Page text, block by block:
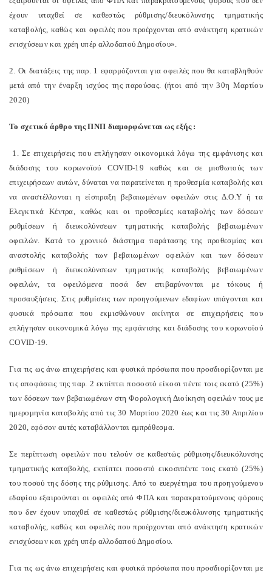
έχουν υπαχθεί σε καθεστώς ρύθμισης/διευκόλυνσης τμηματικής
καταβολής, καθώς και οφειλές που προέρχονται από ανάκτηση κρατικών
ενισχύσεων και χρέη υπέρ αλλοδαπού Δημοσίου».
2. Οι διατάξεις της παρ. 1 εφαρμόζονται για οφειλές που θα καταβληθούν
μετά από την έναρξη ισχύος της παρούσας. (ήτοι από την 30η Μαρτίου
2020)
Το σχετικό άρθρο της ΠΝΠ διαμορφώνεται ως εξής :
1. Σε επιχειρήσεις που επλήγησαν οικονομικά λόγω της εμφάνισης και
διάδοσης του κορωνοϊού COVID-19 καθώς και σε μισθωτούς των
επιχειρήσεων αυτών, δύναται να παρατείνεται η προθεσμία καταβολής και
να αναστέλλονται η είσπραξη βεβαιωμένων οφειλών στις Δ.Ο.Υ ή τα
Ελεγκτικά Κέντρα, καθώς και οι προθεσμίες καταβολής των δόσεων
ρυθμίσεων ή διευκολύνσεων τμηματικής καταβολής βεβαιωμένων
οφειλών. Κατά το χρονικό διάστημα παράτασης της προθεσμίας και
αναστολής καταβολής των βεβαιωμένων οφειλών και των δόσεων
ρυθμίσεων ή διευκολύνσεων τμηματικής καταβολής βεβαιωμένων
οφειλών, τα οφειλόμενα ποσά δεν επιβαρύνονται με τόκους ή
προσαυξήσεις. Στις ρυθμίσεις των προηγούμενων εδαφίων υπάγονται και
φυσικά πρόσωπα που εκμισθώνουν ακίνητα σε επιχειρήσεις που
επλήγησαν οικονομικά λόγω της εμφάνισης και διάδοσης του κορωνοϊού
COVID-19.
Για τις ως άνω επιχειρήσεις και φυσικά πρόσωπα που προσδιορίζονται με
τις αποφάσεις της παρ. 2 εκπίπτει ποσοστό είκοσι πέντε τοις εκατό (25%)
των δόσεων των βεβαιωμένων στη Φορολογική Διοίκηση οφειλών τους με
ημερομηνία καταβολής από τις 30 Μαρτίου 2020 έως και τις 30 Απριλίου
2020, εφόσον αυτές καταβάλλονται εμπρόθεσμα.
Σε περίπτωση οφειλών που τελούν σε καθεστώς ρύθμισης/διευκόλυνσης
τμηματικής καταβολής, εκπίπτει ποσοστό εικοσιπέντε τοις εκατό (25%)
του ποσού της δόσης της ρύθμισης. Από το ευεργέτημα του προηγούμενου
εδαφίου εξαιρούνται οι οφειλές από ΦΠΑ και παρακρατούμενους φόρους
που δεν έχουν υπαχθεί σε καθεστώς ρύθμισης/διευκόλυνσης τμηματικής
καταβολής, καθώς και οφειλές που προέρχονται από ανάκτηση κρατικών
ενισχύσεων και χρέη υπέρ αλλοδαπού Δημοσίου.
Για τις ως άνω επιχειρήσεις και φυσικά πρόσωπα που προσδιορίζονται με